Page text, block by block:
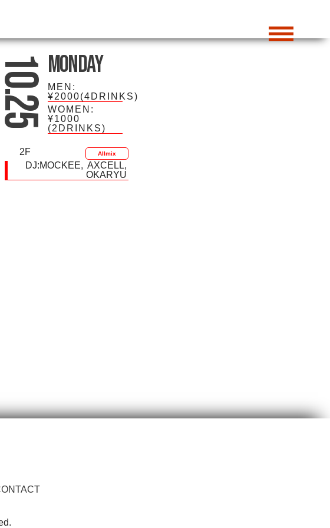
10.25 Monday
MEN:
¥2000(4DRINKS)
WOMEN:
¥1000
(2DRINKS)
2F Allmix
DJ:MOCKEE
AXCELL
OKARYU